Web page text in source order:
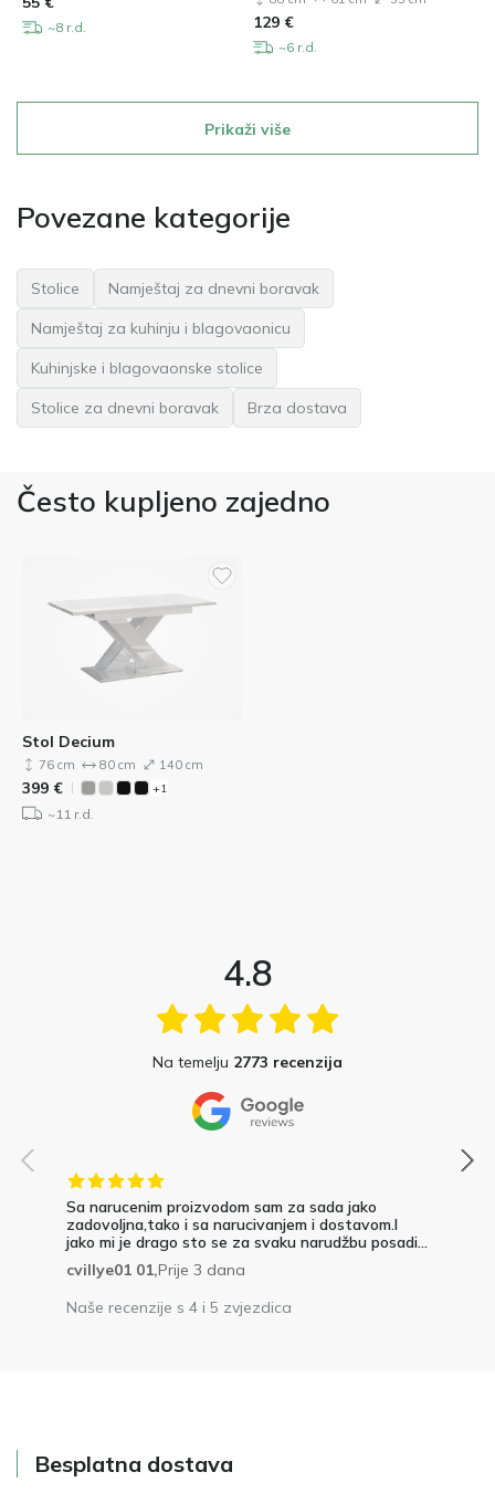
~8 r.d. 129 €
~6 r.d.
Prikaži više
Povezane kategorije
Stolice
Namještaj za dnevni boravak
Namještaj za kuhinju i blagovaonicu
Kuhinjske i blagovaonske stolice
Stolice za dnevni boravak
Brza dostava
Često kupljeno zajedno
Stol Decium
76 cm 80 cm 140 cm
399 € +1
~11 r.d.
4.8
Na temelju 2773 recenzija
Sa narucenim proizvodom sam za sada jako
zadovoljna,tako i sa narucivanjem i dostavom.I
jako mi je drago sto se za svaku narudžbu posadi...
cvillye01 01,Prije 3 dana
Naše recenzije s 4 i 5 zvjezdica
Besplatna dostava